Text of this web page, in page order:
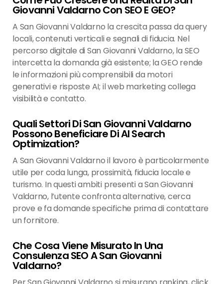
Giovanni Valdarno Con SEO E GEO?
A San Giovanni Valdarno la crescita passa da query
locali, contenuti verticali e segnali di fiducia. Nel
percorso digitale di San Giovanni Valdarno, la SEO
intercetta la domanda già esistente; la GEO rende
le informazioni più comprensibili da motori
generativi e risposte AI; il web marketing collega
visibilità e contatto.
Quali Settori Di San Giovanni Valdarno
Possono Beneficiare Di AI Search
Optimization?
A San Giovanni Valdarno il lavoro è particolarmente
utile per coda lunga, prossimità, fiducia locale e
turismo. In questi ambiti presenti a San Giovanni
Valdarno, l’utente confronta alternative, cerca
prove e fa domande specifiche prima di contattare
un fornitore.
Che Cosa Viene Misurato In Una
Consulenza SEO A San Giovanni
Valdarno?